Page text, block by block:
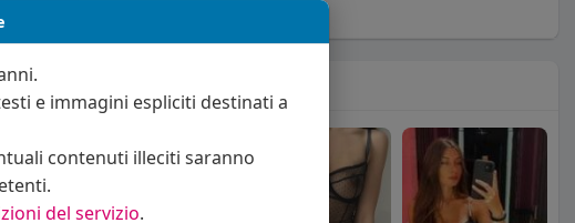
e immagini espliciti destinati a
contenuti illeciti saranno
del servizio.